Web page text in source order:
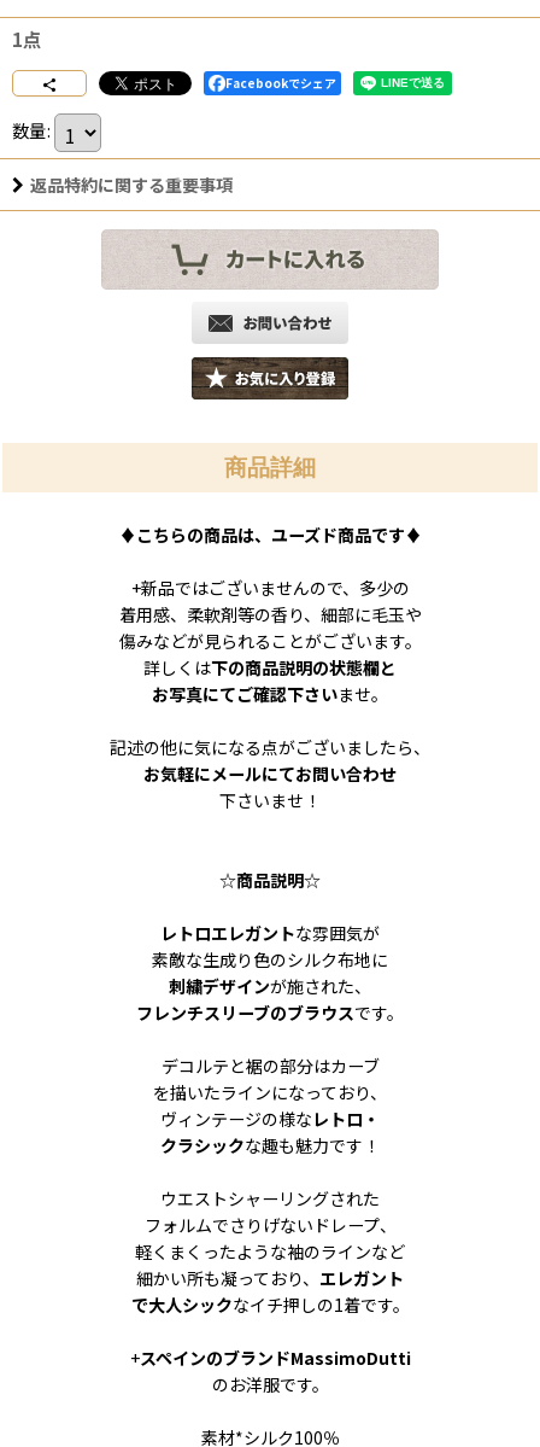
1点
Facebookでシェア
数量:
返品特約に関する重要事項
商品詳細
♦ こちらの商品は、ユーズド商品です♦
+新品ではございませんので、多少の
着用感、柔軟剤等の香り、細部に毛玉や
傷みなどが見られることがございます。
詳しくは下の商品説明の状態欄と
お写真にてご確認下さいませ。
記述の他に気になる点がございましたら、
お気軽にメールにてお問い合わせ
下さいませ！
☆商品説明☆
レトロエレガントな雰囲気が
素敵な生成り色のシルク布地に
刺繍デザインが施された、
フレンチスリーブのブラウスです。
デコルテと裾の部分はカーブ
を描いたラインになっており、
ヴィンテージの様な レトロ・
クラシックな趣も魅力です！
ウエストシャーリングされた
フォルムでさりげないドレープ、
軽くまくったような袖のラインなど
細かい所も凝っており、 エレガント
で大人シックなイチ押しの1着です。
+スペインのブランドMassimoDutti
のお洋服です。
素材*シルク100％